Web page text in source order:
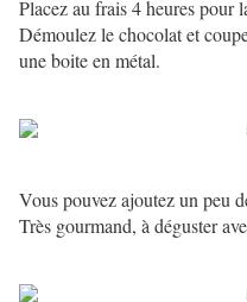
Placez au frais 4 heures pour
Démoulez le chocolat et
une boite en métal.
Vous pouvez ajoutez un peu
Très gourmand, à déguster